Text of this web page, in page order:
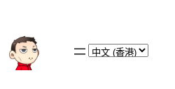
Choose